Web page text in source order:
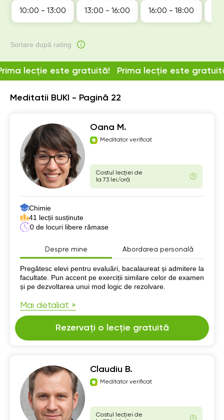
Meditatii BUKI - Pagină 22
Oana M.
Meditator verificat
Costul lecției de
la 73 lei/oră
Chimie
41 lecții susținute
0 de locuri libere rămase
Despre mine Abordarea personală
Despre mine
Pregătesc elevi pentru evaluări, bacalaureat și admitere la
facultate. Pun accent pe exerciții similare celor de examen
și pe dezvoltarea unui mod logic de rezolvare.
Mai detaliat »
Rezervați o lecție gratuită
Claudiu B.
Meditator verificat
Costul lecției de
lecție este gratuită! Prima lecție este
10:00 - 13:00 13:00 - 16:00 16:00 - 18:00
Sortare după rating